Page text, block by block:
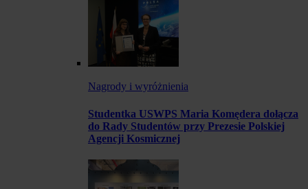
Nagrody i wyróżnienia
Studentka USWPS Maria Komędera dołącza
do Rady Studentów przy Prezesie Polskiej
Agencji Kosmicznej